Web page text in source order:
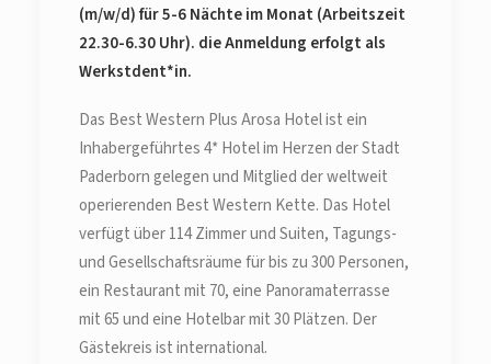
(m/w/d) für 5-6 Nächte im Monat (Arbeitszeit
22.30-6.30 Uhr). die Anmeldung erfolgt als
Werkstdent*in.
Das Best Western Plus Arosa Hotel ist ein
Inhabergeführtes 4* Hotel im Herzen der Stadt
Paderborn gelegen und Mitglied der weltweit
operierenden Best Western Kette. Das Hotel
verfügt über 114 Zimmer und Suiten, Tagungs-
und Gesellschaftsräume für bis zu 300 Personen,
ein Restaurant mit 70, eine Panoramaterrasse
mit 65 und eine Hotelbar mit 30 Plätzen. Der
Gästekreis ist international.